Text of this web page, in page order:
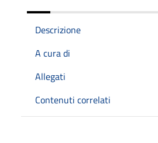
Descrizione
A cura di
Allegati
Contenuti correlati